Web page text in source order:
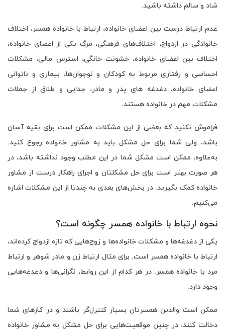
شاد و سالم داشته باشید.
عدم ارتباط درست بین اعضای خانواده، ارتباط با خانواده همسر، اختلاف
خانوادگی در ازدواج، اختلاف‌های فرهنگی، مرگ یکی از اعضای خانواده،
اختلاف بین اعضای خانواده، خشونت خانگی، استرس مالی، مشکلات
احساسی و رفتاری مربوط به کودکان و نوجوان‌ها، بیماری و ناتوانی
اعضای خانواده، دغدغه های پدر و مادر، جدایی و طلاق از جملات
مشکلات مهم در خانواده هستند.
فراموش نکنید که بعضی از این مشکلات ممکن است برای بقیه آسان
باشد، ولی شما برای حل مشکل باید به مشاور خانواده رجوع کنید.
به‌علاوه، ممکن است مشکل شما در این مطلب وجود نداشته باشد، در
هر صورت بهتر است برای حل مشکلتان و اجرای راهکار درست از مشاور
خانواده کمک بگیرید. در بخش‌های بعدی به چندتا از این مشکلات اشاره
می‌کنیم.
نحوه ارتباط با خانواده همسر چگونه است؟
یکی از دغدغه‌ها و مشکلات خانواده‌ها و زوج‌هایی که تازه ازدواج کرده‌اند،
ارتباط با خانواده همسر است. برای مثال ارتباط زن و مادر شوهر و ارتباط
مرد با خانواده همسر. در هر کدام از این روابط، نگرانی‌ها و دغدغه‌هایی
وجود دارد.
ممکن است والدین همسرتان بسیار کنترل‌گر باشند و در کارهای شما
دخالت کنند. در چنین موقعیت‌هایی برای حل مشکل به مشاور خانواده